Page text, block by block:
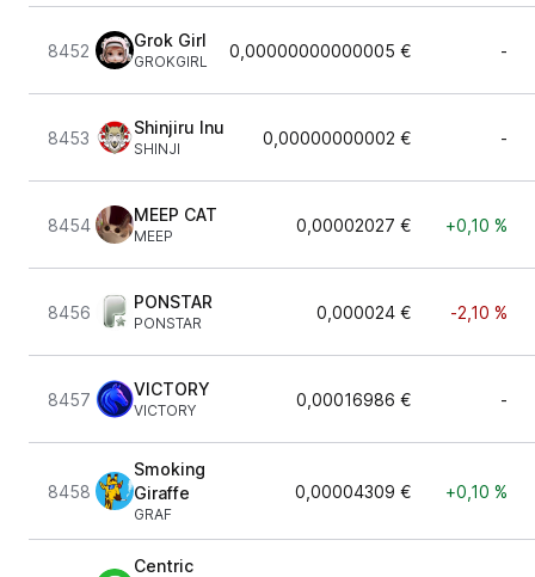
8452
Grok Girl
GROKGIRL
0,00000000000005 € -
8453
Shinjiru Inu
SHINJI
0,00000000002 € -
8454
MEEP CAT
MEEP
0,00002027 € +0,10 %
8456
PONSTAR
PONSTAR
0,000024 € -2,10 %
8457
VICTORY
VICTORY
0,00016986 € -
8458
Smoking
Giraffe
GRAF
0,00004309 € +0,10 %
Centric